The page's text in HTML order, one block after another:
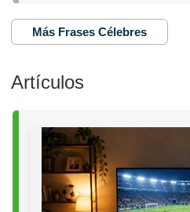
Más Frases Célebres
Artículos